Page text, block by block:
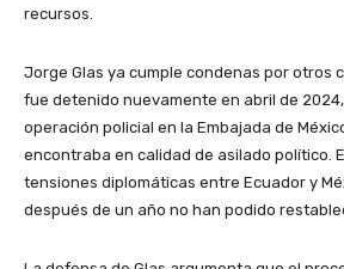
recursos.
Jorge Glas ya cumple condenas por otros
fue detenido nuevamente en abril de
operación policial en la Embajada de
encontraba en calidad de asilado político.
tensiones diplomáticas entre Ecuador y
después de un año no han podido